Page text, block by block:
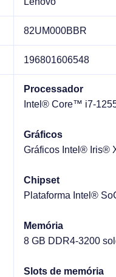
82UM000BBR
196801606548
Processador
Intel® Core™ i7-
Gráficos
Gráficos Intel® Iris®
Chipset
Plataforma Intel®
Memória
8 GB DDR4-3200
Slots de memória